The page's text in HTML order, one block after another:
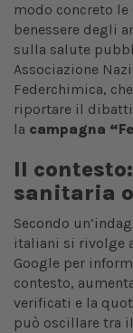
modo concreto
benessere degli
sulla salute
Associazione
Federchimica,
riportare il
la campagna
Il
sanitaria
Secondo
italiani si rivolge
Google per
contesto,
verificati e la
può oscillare tra